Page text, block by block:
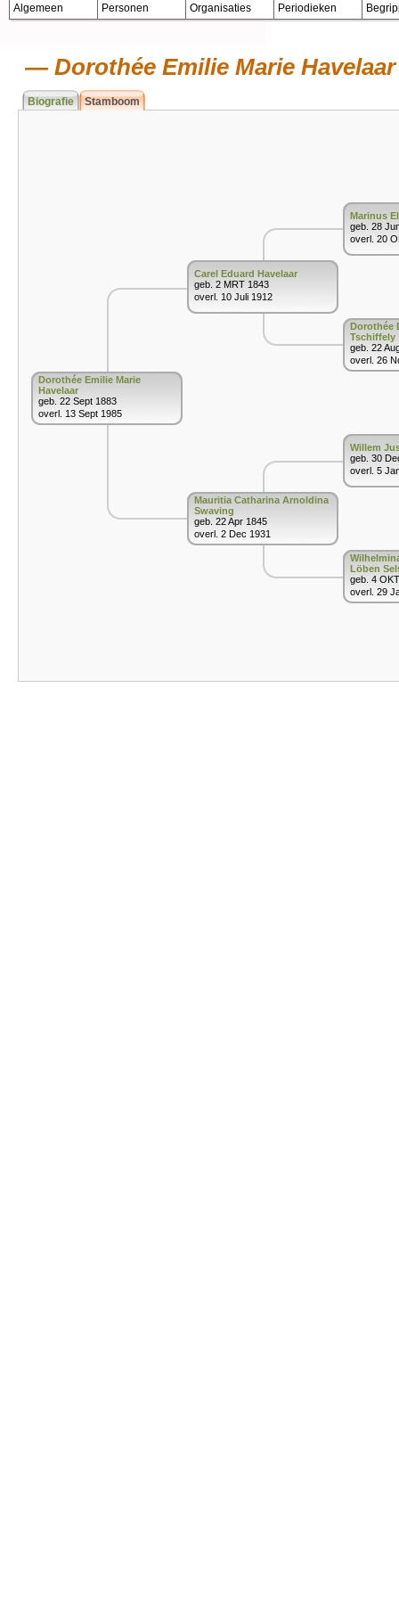
Algemeen Personen Organisaties Periodieken
Dorothée Emilie Marie Havelaar
Biografie Stamboom
Dorothée Emilie Marie
Havelaar
geb. 22 Sept 1883
overl. 13 Sept 1985
Carel Eduard Havelaar
geb. 2 MRT 1843
overl. 10 Juli 1912
Mauritia Catharina Arnoldina
Swaving
geb. 22 Apr 1845
overl. 2 Dec 1931
Marinus
geb. 28
overl. 20
Dorothée
Tschiffely
geb. 22
overl. 26
Willem
geb. 30
overl. 5
Löben
geb. 4
overl. 29